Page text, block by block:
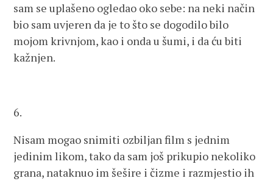
sam se uplašeno ogledao oko sebe: na neki način
bio sam uvjeren da je to što se dogodilo bilo
mojom krivnjom, kao i onda u šumi, i da ću biti
kažnjen.
6.
Nisam mogao snimiti ozbiljan film s jednim
jedinim likom, tako da sam još prikupio nekoliko
grana, nataknuo im šešire i čizme i razmjestio ih